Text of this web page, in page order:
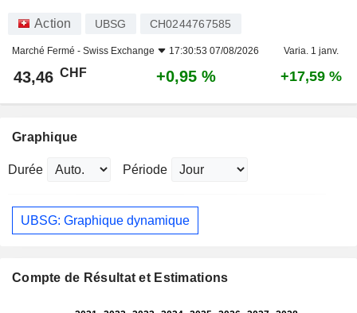
Action UBSG CH0244767585
Marché Fermé - Swiss Exchange 17:30:53 07/08/2026 Varia. 1 janv.
43,46 CHF +0,95 % +17,59 %
Graphique
Durée Période
UBSG: Graphique dynamique
Compte de Résultat et Estimations